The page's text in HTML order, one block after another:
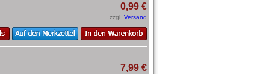
0,99 €
zzgl. Versand
7,99 €